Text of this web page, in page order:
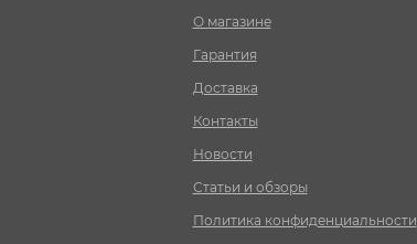
О магазине
Гарантия
Доставка
Контакты
Новости
Статьи и обзоры
Политика конфиденциальности